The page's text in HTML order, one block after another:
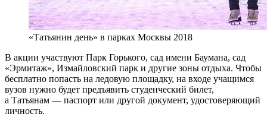
«Татьянин день» в парках Москвы 2018
В акции участвуют Парк Горького, сад имени Баумана, сад
«Эрмитаж», Измайловский парк и другие зоны отдыха. Чтобы
бесплатно попасть на ледовую площадку, на входе учащимся
вузов нужно будет предъявить студенческий билет,
а Татьянам — паспорт или другой документ, удостоверяющий
личность.